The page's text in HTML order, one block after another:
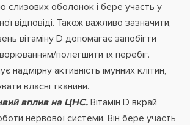
слизових оболонок і бере участь у
відповіді. Також важливо зазначити,
вітаміну D допомагає запобігти
полегшити їх перебіг.
надмірну активність імунних клітин,
власні тканини.
вплив на ЦНС. Вітамін D вкрай
нервової системи. Він бере участь